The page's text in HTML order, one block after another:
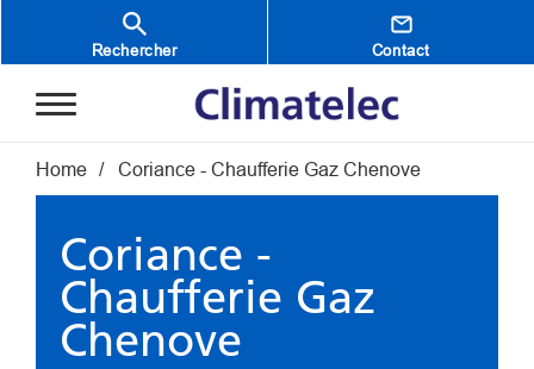
Aller au contenu principal
Rechercher Contact
Fil d'Ariane
Home Coriance - Chaufferie Gaz Chenove
Coriance -
Chaufferie Gaz
Chenove